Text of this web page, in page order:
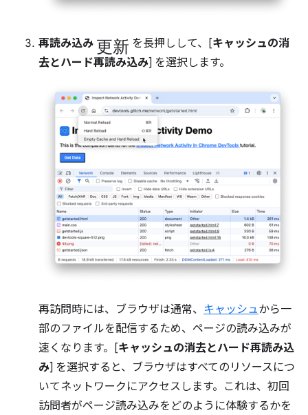
再読み込み 更新 を長押しして、[キャッシュの消
去とハード再読み込み] を選択します。
再訪問時には、ブラウザは通常、 キャッシュから一
部のファイルを配信するため、ページの読み込みが
速くなります。[キャッシュの消去とハード再読み込
み] を選択すると、ブラウザはすべてのリソースにつ
いてネットワークにアクセスします。これは、初回
訪問者がページ読み込みをどのように体験するかを